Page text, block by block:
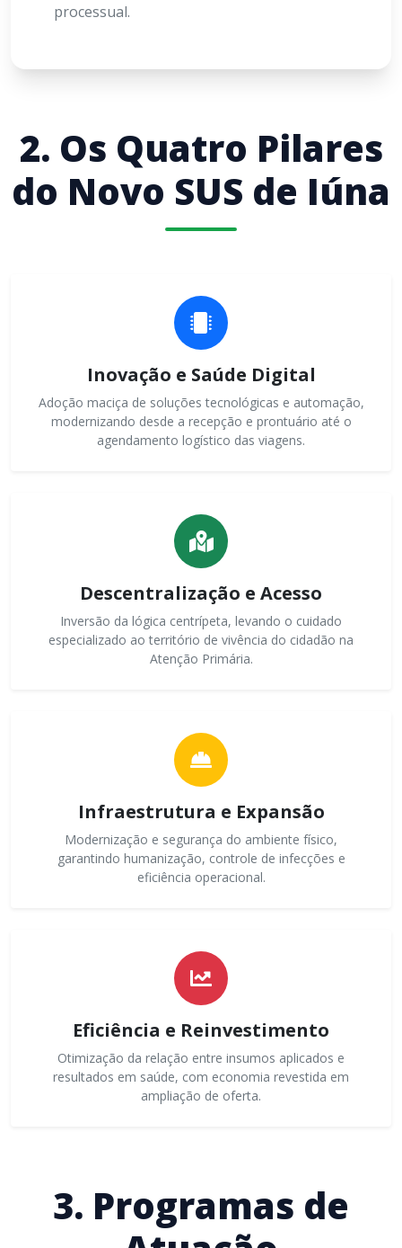
processual.
2. Os Quatro Pilares
do Novo SUS de Iúna
Inovação e Saúde Digital
Adoção maciça de soluções tecnológicas e automação,
modernizando desde a recepção e prontuário até o
agendamento logístico das viagens.
Descentralização e Acesso
Inversão da lógica centrípeta, levando o cuidado
especializado ao território de vivência do cidadão na
Atenção Primária.
Infraestrutura e Expansão
Modernização e segurança do ambiente físico,
garantindo humanização, controle de infecções e
eficiência operacional.
Eficiência e Reinvestimento
Otimização da relação entre insumos aplicados e
resultados em saúde, com economia revestida em
ampliação de oferta.
3. Programas de